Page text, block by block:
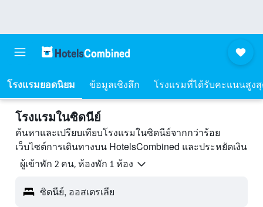
โรงแรมยอดนิยม ข้อมูลเชิงลึก โรงแรมที่ได้รับคะแนนสูง
โรงแรมในซิดนีย์
ค้นหาและเปรียบเทียบโรงแรมในซิดนีย์จากกว่าร้อย
เว็บไซต์การเดินทางบน HotelsCombined และประหยัดเงิน
ผู้เข้าพัก 2 คน, ห้องพัก 1 ห้อง
ซิดนีย์, ออสเตรเลีย